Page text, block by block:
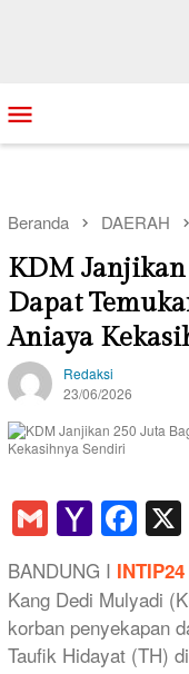
ke
kontenMobile
Beranda DAERAH
KDM Janjikan
Dapat
Aniaya
Redaksi
23/06/2026
Gmail
Mail
BANDUNG I
Kang Dedi Mulyadi
korban penyekapan
Taufik Hidayat (TH)